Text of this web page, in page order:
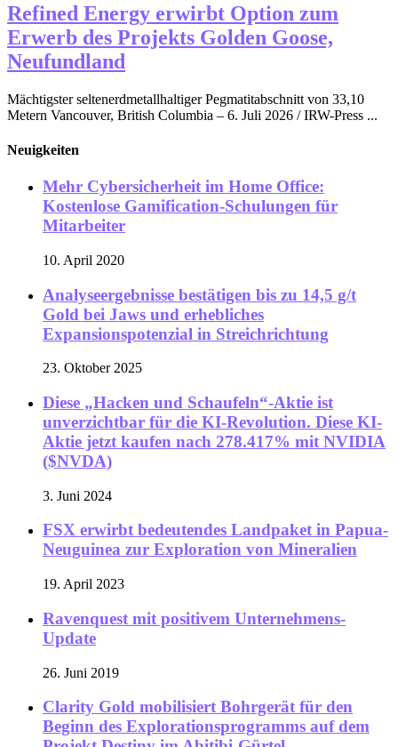
Refined Energy erwirbt Option zum
Erwerb des Projekts Golden Goose,
Neufundland
Mächtigster seltenerdmetallhaltiger Pegmatitabschnitt von 33,10
Metern Vancouver, British Columbia – 6. Juli 2026 / IRW-Press ...
Neuigkeiten
Mehr Cybersicherheit im Home Office:
Kostenlose Gamification-Schulungen für
Mitarbeiter
10. April 2020
Analyseergebnisse bestätigen bis zu 14,5 g/t
Gold bei Jaws und erhebliches
Expansionspotenzial in Streichrichtung
23. Oktober 2025
Diese „Hacken und Schaufeln“-Aktie ist
unverzichtbar für die KI-Revolution. Diese KI-
Aktie jetzt kaufen nach 278.417% mit NVIDIA
($NVDA)
3. Juni 2024
FSX erwirbt bedeutendes Landpaket in Papua-
Neuguinea zur Exploration von Mineralien
19. April 2023
Ravenquest mit positivem Unternehmens-
Update
26. Juni 2019
Clarity Gold mobilisiert Bohrgerät für den
Beginn des Explorationsprogramms auf dem